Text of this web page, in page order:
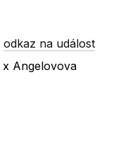
odkaz na událost
Angelovova